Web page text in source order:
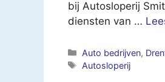
bij Autosloperij
diensten van …
Categorieën
Auto bedrijven,
Tags
Autosloperij